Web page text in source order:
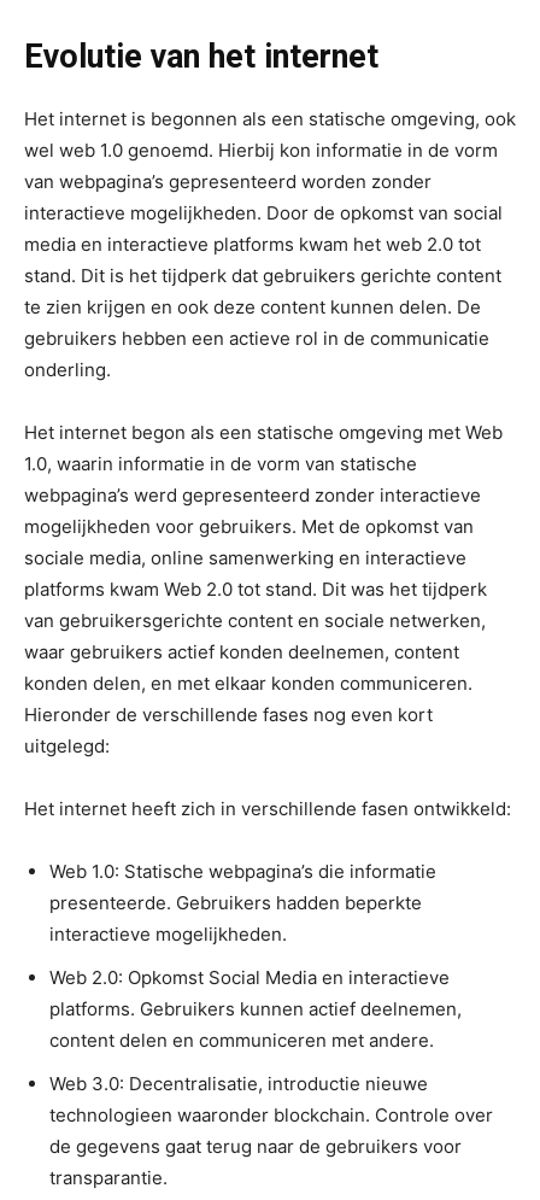
Evolutie van het internet
Het internet is begonnen als een statische omgeving, ook
wel web 1.0 genoemd. Hierbij kon informatie in de vorm
van webpagina’s gepresenteerd worden zonder
interactieve mogelijkheden. Door de opkomst van social
media en interactieve platforms kwam het web 2.0 tot
stand. Dit is het tijdperk dat gebruikers gerichte content
te zien krijgen en ook deze content kunnen delen. De
gebruikers hebben een actieve rol in de communicatie
onderling.
Het internet begon als een statische omgeving met Web
1.0, waarin informatie in de vorm van statische
webpagina’s werd gepresenteerd zonder interactieve
mogelijkheden voor gebruikers. Met de opkomst van
sociale media, online samenwerking en interactieve
platforms kwam Web 2.0 tot stand. Dit was het tijdperk
van gebruikersgerichte content en sociale netwerken,
waar gebruikers actief konden deelnemen, content
konden delen, en met elkaar konden communiceren.
Hieronder de verschillende fases nog even kort
uitgelegd:
Het internet heeft zich in verschillende fasen ontwikkeld:
Web 1.0: Statische webpagina’s die informatie
presenteerde. Gebruikers hadden beperkte
interactieve mogelijkheden.
Web 2.0: Opkomst Social Media en interactieve
platforms. Gebruikers kunnen actief deelnemen,
content delen en communiceren met andere.
Web 3.0: Decentralisatie, introductie nieuwe
technologieen waaronder blockchain. Controle over
de gegevens gaat terug naar de gebruikers voor
transparantie.